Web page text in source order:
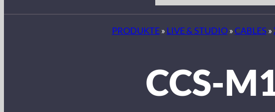
PRODUKTE» LIVE & STUDIO»CABLES »
CCS-